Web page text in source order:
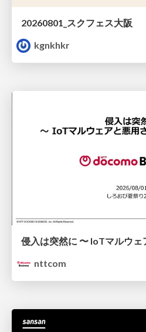
20260801_スクフェス大阪
kgnkhkr
nttcom